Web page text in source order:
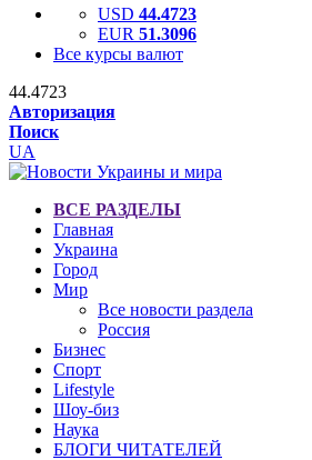
USD 44.4723
EUR 51.3096
Все курсы валют
44.4723
Авторизация
Поиск
UA
ВСЕ РАЗДЕЛЫ
Главная
Украина
Город
Мир
Все новости раздела
Россия
Бизнес
Спорт
Lifestyle
Шоу-биз
Наука
БЛОГИ ЧИТАТЕЛЕЙ